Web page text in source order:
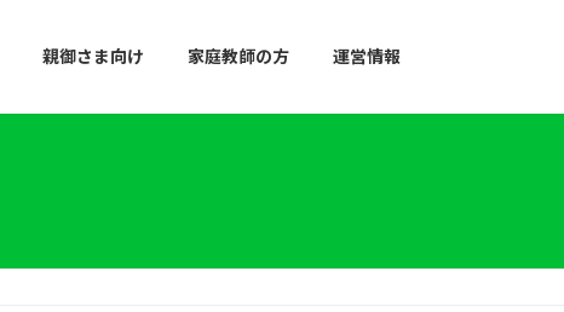
親御さま向け 家庭教師の方 運営情報